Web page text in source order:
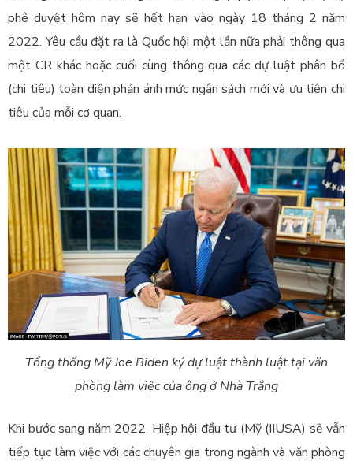
phê duyệt hôm nay sẽ hết hạn vào ngày 18 tháng 2 năm
2022. Yêu cầu đặt ra là Quốc hội một lần nữa phải thông qua
một CR khác hoặc cuối cùng thông qua các dự luật phân bổ
(chi tiêu) toàn diện phản ánh mức ngân sách mới và ưu tiên chi
tiêu của mỗi cơ quan.
Tổng thống Mỹ Joe Biden ký dự luật thành luật tại văn
phòng làm việc của ông ở Nhà Trắng
Khi bước sang năm 2022, Hiệp hội đầu tư (Mỹ (IIUSA) sẽ vẫn
tiếp tục làm việc với các chuyên gia trong ngành và văn phòng